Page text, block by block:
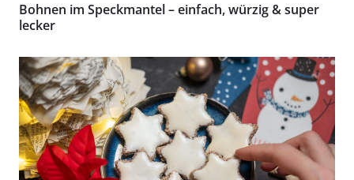
Bohnen im Speckmantel – einfach, würzig & super
lecker